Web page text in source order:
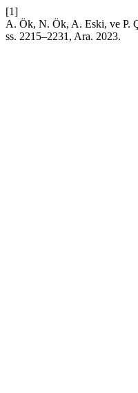
[1]
A. Ök, N. Ök, A. Eski, ve P.
ss. 2215–2231, Ara. 2023.